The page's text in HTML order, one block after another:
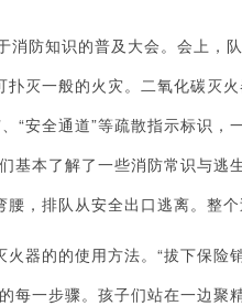
防知识的普及大会。会上
灭一般的火灾。二氧化碳灭
“安全通道”等疏散指示标识
本了解了一些消防常识与逃
，排队从安全出口逃离。整个
器的的使用方法。“拔下保
每一步骤。孩子们站在一边